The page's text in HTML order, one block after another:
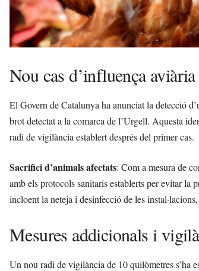
Nou cas d’influença
El Govern de Catalunya ha anunciat la detecció
brot detectat a la comarca de l’Urgell. Aquesta
radi de vigilància establert després del primer cas.
Sacrifici d’animals afectats: Com a mesura de
amb els protocols sanitaris establerts per evitar la
incloent la neteja i desinfecció de les
Mesures addicionals i
Un nou radi de vigilància de 10 quilòmetres s’ha